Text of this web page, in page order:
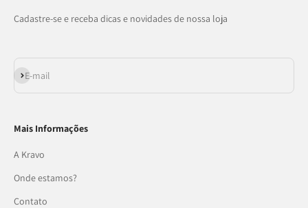
Cadastre-se e receba dicas e novidades de nossa loja
E-mail
Assinar
Mais Informações
A Kravo
Onde estamos?
Contato